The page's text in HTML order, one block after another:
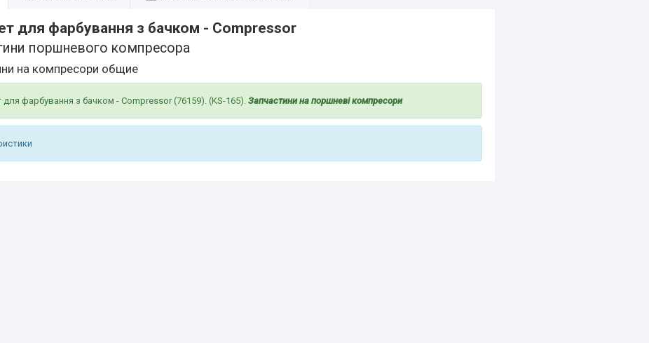
для фарбування з бачком - Compressor
поршневого компресора
на компресори общие
для фарбування з бачком - Compressor (76159). (KS-165). Запчастини на поршневі компресори